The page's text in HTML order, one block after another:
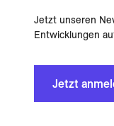
Jetzt unseren
Entwicklungen
Jetzt